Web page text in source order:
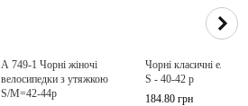
А 749-1 Чорні жіночі
велосипедки з утяжкою
S/M=42-44р
Чорні класичні
S - 40-42 p
184.80 грн